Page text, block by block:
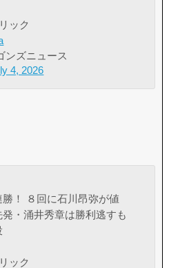
ック
ズニュース
4, 2026
！ ８回に石川昂弥が値
・涌井秀章は勝利逃すも
ック